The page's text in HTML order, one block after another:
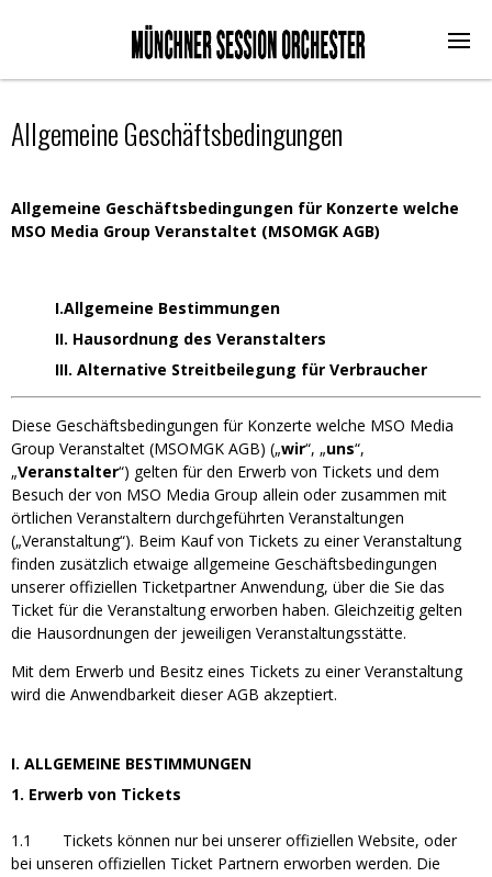
Allgemeine Geschäftsbedingungen
Allgemeine Geschäftsbedingungen für Konzerte welche
MSO Media Group Veranstaltet (MSOMGK AGB)
I.Allgemeine Bestimmungen
II. Hausordnung des Veranstalters
III. Alternative Streitbeilegung für Verbraucher
Diese Geschäftsbedingungen für Konzerte welche MSO Media
Group Veranstaltet (MSOMGK AGB) („wir“, „uns“,
„Veranstalter“) gelten für den Erwerb von Tickets und dem
Besuch der von MSO Media Group allein oder zusammen mit
örtlichen Veranstaltern durchgeführten Veranstaltungen
(„Veranstaltung“). Beim Kauf von Tickets zu einer Veranstaltung
finden zusätzlich etwaige allgemeine Geschäftsbedingungen
unserer offiziellen Ticketpartner Anwendung, über die Sie das
Ticket für die Veranstaltung erworben haben. Gleichzeitig gelten
die Hausordnungen der jeweiligen Veranstaltungsstätte.
Mit dem Erwerb und Besitz eines Tickets zu einer Veranstaltung
wird die Anwendbarkeit dieser AGB akzeptiert.
I. ALLGEMEINE BESTIMMUNGEN
1. Erwerb von Tickets
1.1 Tickets können nur bei unserer offiziellen Website, oder
bei unseren offiziellen Ticket Partnern erworben werden. Die